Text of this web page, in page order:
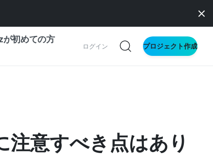
初めての方
ログイン プロジェクト作成
け
意すべき点はあり